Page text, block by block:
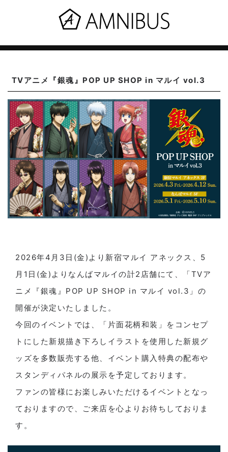
TVアニメ『銀魂』POP UP SHOP in マルイ vol.3
2026年4月3日(金)より新宿マルイ アネックス、5
月1日(金)よりなんばマルイの計2店舗にて、「TVア
ニメ『銀魂』POP UP SHOP in マルイ vol.3」の
開催が決定いたしました。
今回のイベントでは、「片面花柄和装」をコンセプ
トにした新規描き下ろしイラストを使用した新規グ
ッズを多数販売する他、イベント購入特典の配布や
スタンディパネルの展示を予定しております。
ファンの皆様にお楽しみいただけるイベントとなっ
ておりますので、ご来店を心よりお待ちしておりま
す。